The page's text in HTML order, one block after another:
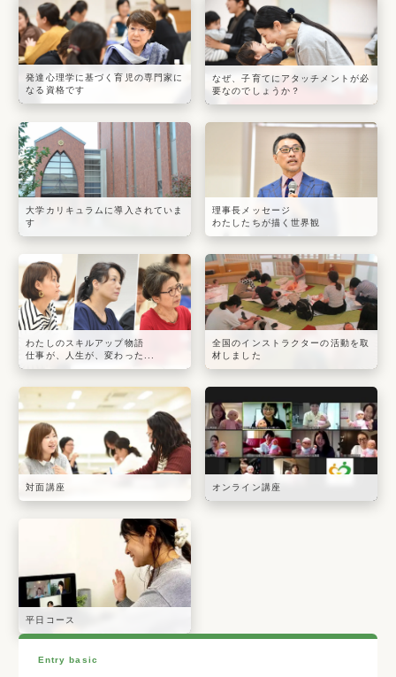
発達心理学に基づく育児の専門家に
なる資格です
なぜ、子育てにアタッチメントが必
要なのでしょうか？
大学カリキュラムに導入されていま
す
理事長メッセージ
わたしたちが描く世界観
わたしのスキルアップ物語
仕事が、人生が、変わった...
全国のインストラクターの活動を取
材しました
対面講座 オンライン講座
平日コース
Entry basic